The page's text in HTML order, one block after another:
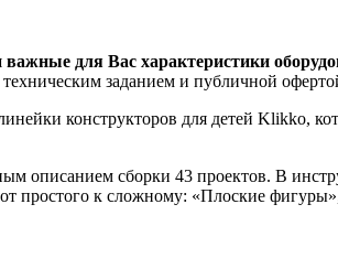
для Вас характеристики
заданием и публичной
конструкторов для детей Klikko,
описанием сборки 43 проектов. В
от простого к сложному: «Плоские